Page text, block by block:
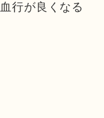
行が良くなる